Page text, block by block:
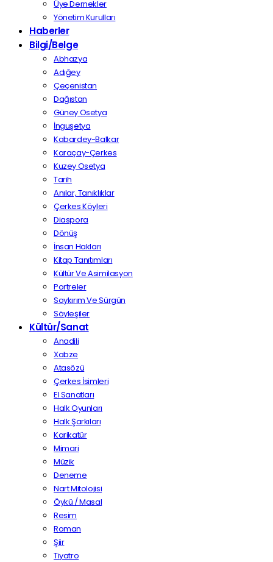
Üye Dernekler
Yönetim Kurulları
Haberler
Bilgi/Belge
Abhazya
Adığey
Çeçenistan
Dağıstan
Güney Osetya
İnguşetya
Kabardey-Balkar
Karaçay-Çerkes
Kuzey Osetya
Tarih
Anılar, Tanıklıklar
Çerkes Köyleri
Diaspora
Dönüş
İnsan Hakları
Kitap Tanıtımları
Kültür Ve Asimilasyon
Portreler
Soykırım Ve Sürgün
Söyleşiler
Kültür/Sanat
Anadili
Xabze
Atasözü
Çerkes İsimleri
El Sanatları
Halk Oyunları
Halk Şarkıları
Karikatür
Mimari
Müzik
Deneme
Nart Mitolojisi
Öykü / Masal
Resim
Roman
Şiir
Tiyatro